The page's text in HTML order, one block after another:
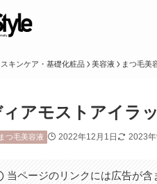
スキンケア・基礎化粧品 美容液 まつ毛美
アモストアイラ
まつ毛美容液 2022年12月1日 2023
当ページのリンクには広告が含